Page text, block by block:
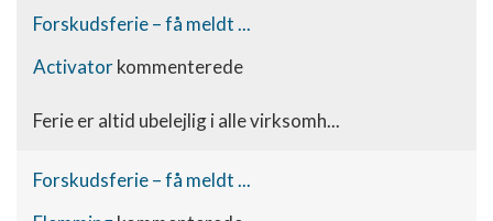
Forskudsferie – få meldt ...
Activatorkommenterede
Ferie er altid ubelejlig i alle virksomh...
Forskudsferie – få meldt ...